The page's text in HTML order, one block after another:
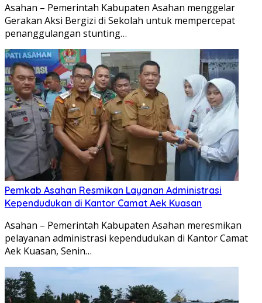
Asahan – Pemerintah Kabupaten Asahan menggelar
Gerakan Aksi Bergizi di Sekolah untuk mempercepat
penanggulangan stunting…
Pemkab Asahan Resmikan Layanan Administrasi
Kependudukan di Kantor Camat Aek Kuasan
Asahan – Pemerintah Kabupaten Asahan meresmikan
pelayanan administrasi kependudukan di Kantor Camat
Aek Kuasan, Senin…